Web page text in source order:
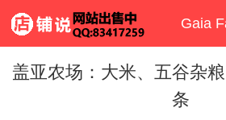
盖亚农场：大米、五谷杂
条